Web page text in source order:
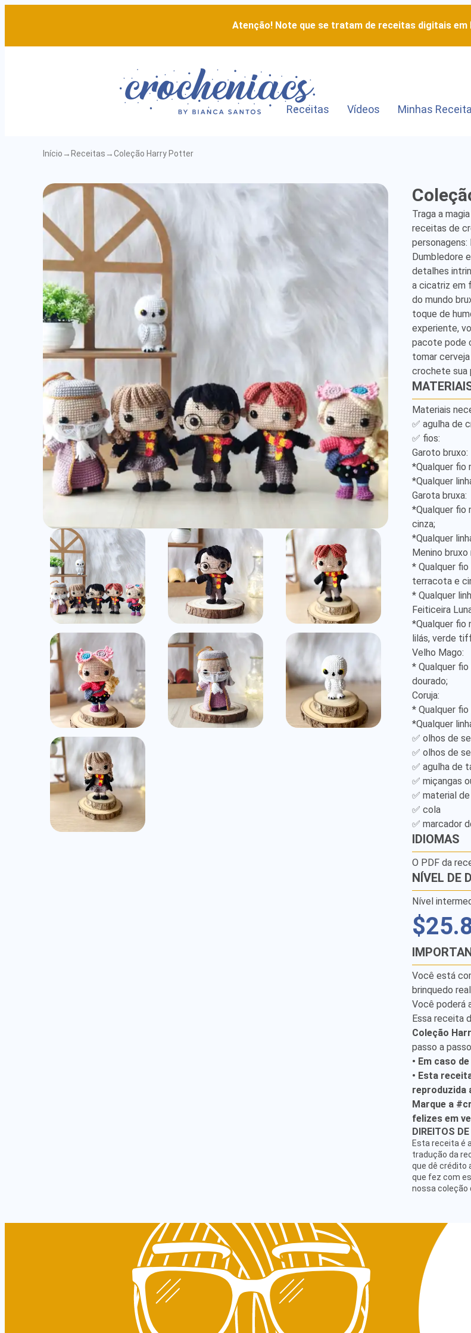
Atenção! Note que se tratam de receitas digitais em
Receitas Vídeos Minhas
Início → Receitas →Coleção Harry Potter
Coleção
Harry
Potter
Detailed
Pattern
Traga a
receitas de
personagens:
Dumbledore
detalhes
a cicatriz em
do mundo
toque de
experiente,
pacote pode
tomar
crochete sua
Materiais
✅ agulha de
✅ fios:
Garoto bruxo:
*Qualquer fio
*Qualquer
Garota bruxa:
*Qualquer fio
cinza;
*Qualquer
Menino bruxo
* Qualquer
terracota e
* Qualquer
Feiticeira
*Qualquer fio
lilás, verde
Velho Mago:
* Qualquer
dourado;
Coruja:
* Qualquer
*Qualquer
✅ olhos de
✅ olhos de
✅ agulha de
✅ miçangas
✅ material
✅ cola
✅ marcador
IDIOMAS
O PDF da
NÍVEL DE
Nível
Você está
brinquedo
Você poderá
Essa receita
Coleção
passo a
• Em caso
• Esta
reproduzida
Marque a
felizes em
DIREITOS
Esta receita é
tradução da
que dê crédito
que fez com
nossa coleção
ATENDIMENTO
hello@crocheniacs.com
SIGA NOSSOS